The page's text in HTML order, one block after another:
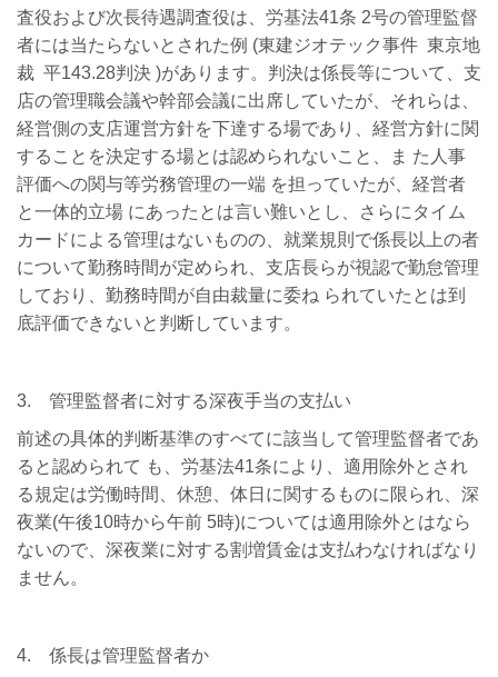
査役および次長待遇調査役は、労基法41条 2号の管理監督
者には当たらないとされた例 (東建ジオテック事件 東京地
裁 平143.28判決 )があります。判決は係長等について、支
店の管理職会議や幹部会議に出席していたが、それらは、
経営側の支店運営方針を下達する場であり、経営方針に関
することを決定する場とは認められないこと、ま た人事
評価への関与等労務管理の一端 を担っていたが、経営者
と一体的立場 にあったとは言い難いとし、さらにタイム
カードによる管理はないものの、就業規則で係長以上の者
について勤務時間が定められ、支店長らが視認で勤怠管理
しており、勤務時間が自由裁量に委ね られていたとは到
底評価できないと判断しています。
3. 管理監督者に対する深夜手当の支払い
前述の具体的判断基準のすべてに該当して管理監督者であ
ると認められて も、労基法41条により、適用除外とされ
る規定は労働時間、休憩、体日に関するものに限られ、深
夜業(午後10時から午前 5時)については適用除外とはなら
ないので、深夜業に対する割増賃金は支払わなければなり
ません。
4. 係長は管理監督者か